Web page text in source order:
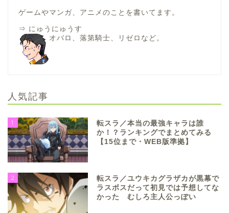
ゲームやマンガ、アニメのことを書いてます。
⇒ にゅうにゅうす
オバロ、落第騎士、リゼロなど。
人気記事
1
転スラ／本当の最強キャラは誰
か！？ランキングでまとめてみる
【15位まで・WEB版準拠】
2
転スラ／ユウキカグラザカが黒幕で
ラスボスだって初見では予想してな
かった むしろ主人公っぽい